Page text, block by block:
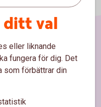
ditt val
eller liknande
fungera för dig. Det
som förbättrar din